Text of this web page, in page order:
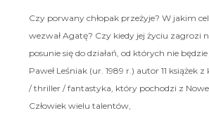
Czy porwany chłopak przeżyje? W jakim
wezwał Agatę? Czy kiedy jej życiu zagrozi
posunie się do działań, od których nie
Paweł Leśniak (ur. 1989 r.) autor 11 książek
/ thriller / fantastyka, który pochodzi z
Człowiek wielu talentów,